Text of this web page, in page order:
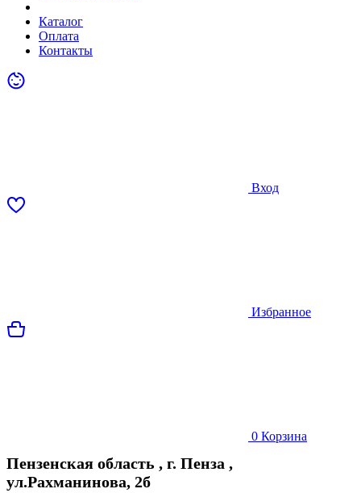
Каталог
Оплата
Контакты
Вход
Избранное
0 Корзина
Пензенская область , г. Пенза ,
ул.Рахманинова, 2б